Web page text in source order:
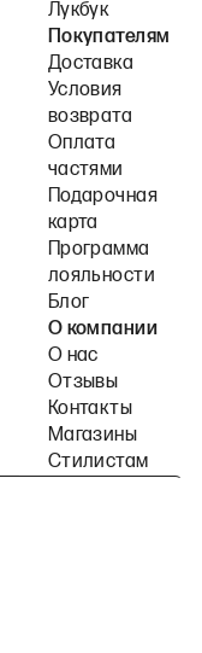
Лукбук
Покупателям
Доставка
Условия
возврата
Оплата
частями
Подарочная
карта
Программа
лояльности
Блог
О компании
О нас
Отзывы
Контакты
Магазины
Стилистам